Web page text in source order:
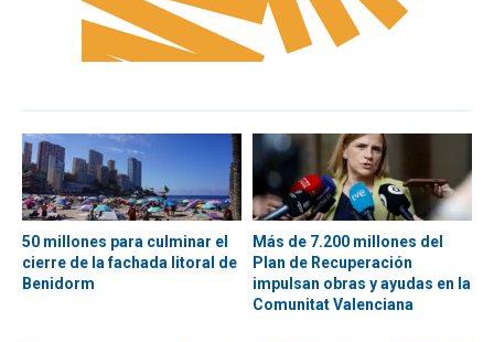
50 millones para culminar el
cierre de la fachada litoral de
Benidorm
Más de 7.200 millones del
Plan de Recuperación
impulsan obras y ayudas en la
Comunitat Valenciana